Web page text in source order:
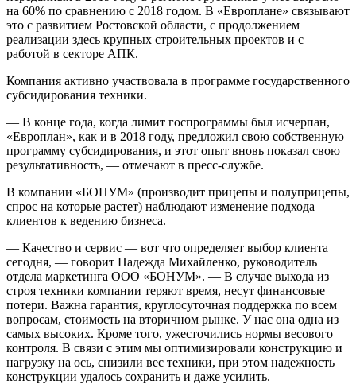
на 60% по сравнению с 2018 годом. В «Европлане» связывают
это с развитием Ростовской области, с продолжением
реализации здесь крупных строительных проектов и с
работой в секторе АПК.
Компания активно участвовала в программе государственного
субсидирования техники.
— В конце года, когда лимит госпрограммы был исчерпан,
«Европлан», как и в 2018 году, предложил свою собственную
программу субсидирования, и этот опыт вновь показал свою
результативность, — отмечают в пресс-службе.
В компании «БОНУМ» (производит прицепы и полуприцепы,
спрос на которые растет) наблюдают изменение подхода
клиентов к ведению бизнеса.
— Качество и сервис — вот что определяет выбор клиента
сегодня, — говорит Надежда Михайленко, руководитель
отдела маркетинга ООО «БОНУМ». — В случае выхода из
строя техники компании теряют время, несут финансовые
потери. Важна гарантия, круглосуточная поддержка по всем
вопросам, стоимость на вторичном рынке. У нас она одна из
самых высоких. Кроме того, ужесточились нормы весового
контроля. В связи с этим мы оптимизировали конструкцию и
нагрузку на ось, снизили вес техники, при этом надежность
конструкции удалось сохранить и даже усилить.